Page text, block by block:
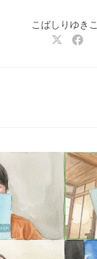
こばしりゆきこ